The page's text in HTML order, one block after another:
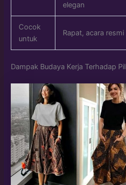
elegan
Cocok
untuk
Rapat, acara resmi
Dampak Budaya Kerja Terhadap